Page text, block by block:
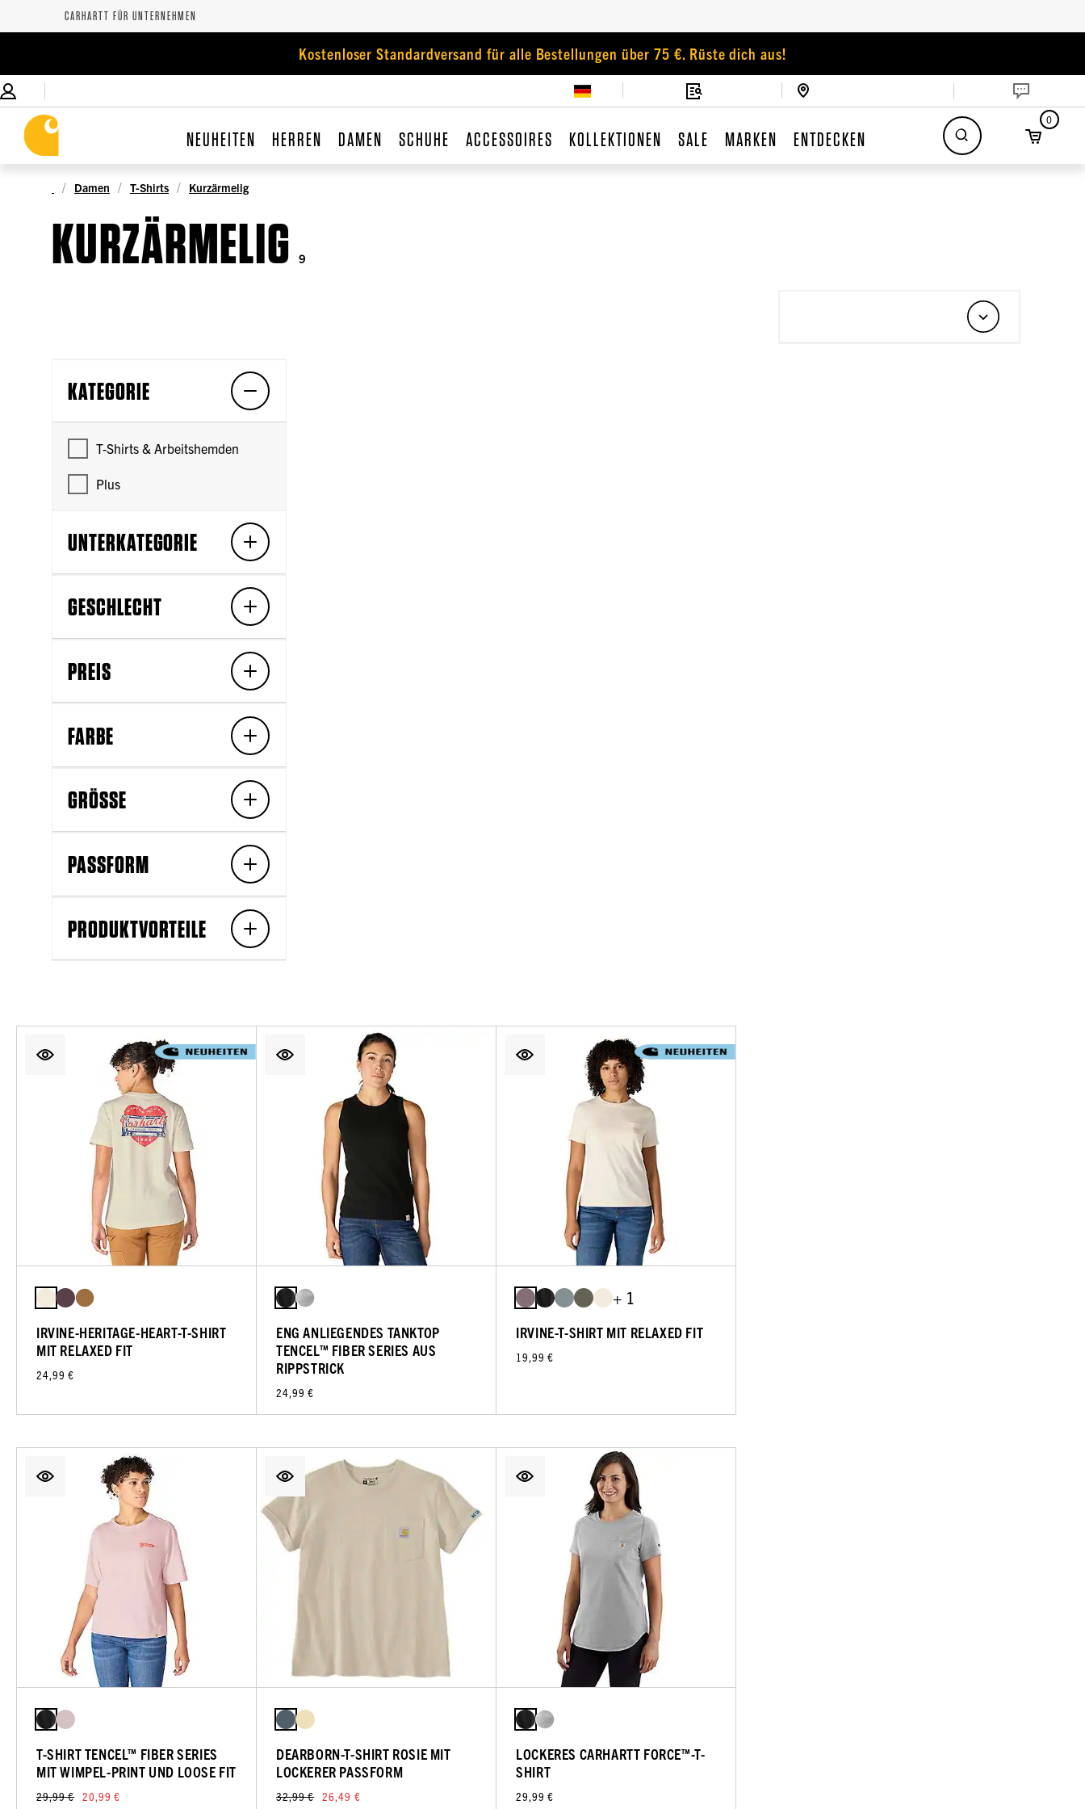
CARHARTT FÜR UNTERNEHMEN
Kostenloser Standardversand für alle Bestellungen über 75 €. Rüste dich aus!
NEUHEITEN HERREN DAMEN SCHUHE ACCESSOIRES KOLLEKTIONEN SALE MARKEN ENTDECKEN
0
Damen T-Shirts Kurzärmelig
KURZÄRMELIG 9
KATEGORIE
T-Shirts & Arbeitshemden
Plus
UNTERKATEGORIE
GESCHLECHT
PREIS
FARBE
GRÖSSE
PASSFORM
PRODUKTVORTEILE
IRVINE-HERITAGE-HEART-T-SHIRT
MIT RELAXED FIT
24,99 €
ENG ANLIEGENDES TANKTOP
TENCEL™ FIBER SERIES AUS
RIPPSTRICK
24,99 €
+ 1
IRVINE-T-SHIRT MIT RELAXED FIT
19,99 €
T-SHIRT TENCEL™ FIBER SERIES
MIT WIMPEL-PRINT UND LOOSE FIT
29,99 € 20,99 €
DEARBORN-T-SHIRT ROSIE MIT
LOCKERER PASSFORM
32,99 € 26,49 €
LOCKERES CARHARTT FORCE™-T-
SHIRT
29,99 €